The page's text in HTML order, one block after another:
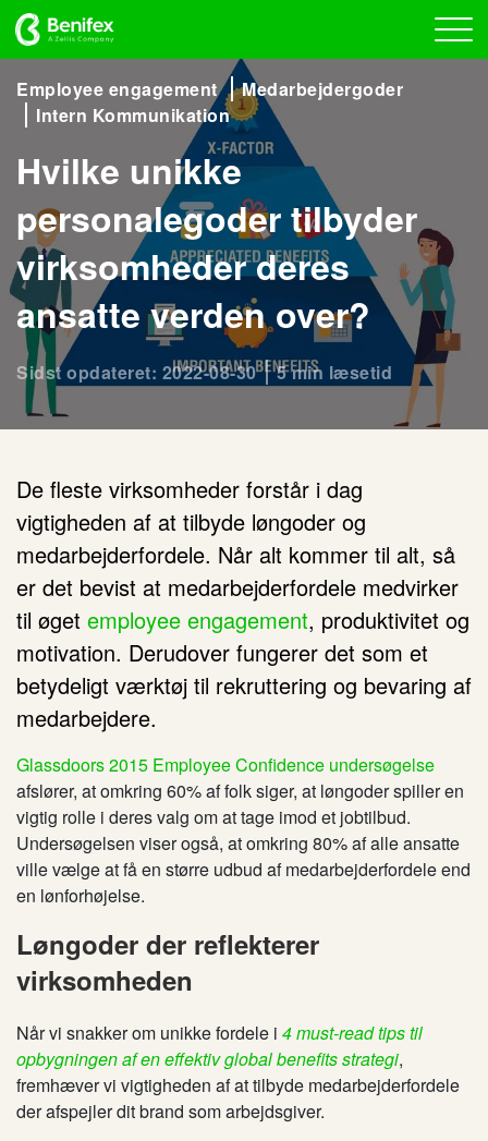
Employee engagement
Medarbejdergoder
Intern Kommunikation
Hvilke unikke
personalegoder tilbyder
virksomheder deres
ansatte verden over?
Sidst opdateret: 2022-08-30 5 min læsetid
De fleste virksomheder forstår i dag
vigtigheden af at tilbyde løngoder og
medarbejderfordele. Når alt kommer til alt, så
er det bevist at medarbejderfordele medvirker
til øget employee engagement, produktivitet og
motivation. Derudover fungerer det som et
betydeligt værktøj til rekruttering og bevaring af
medarbejdere.
Glassdoors 2015 Employee Confidence undersøgelse
afslører, at omkring 60% af folk siger, at løngoder spiller en
vigtig rolle i deres valg om at tage imod et jobtilbud.
Undersøgelsen viser også, at omkring 80% af alle ansatte
ville vælge at få en større udbud af medarbejderfordele end
en lønforhøjelse.
Løngoder der reflekterer
virksomheden
Når vi snakker om unikke fordele i 4 must-read tips til
opbygningen af en effektiv global benefits strategi,
fremhæver vi vigtigheden af at tilbyde medarbejderfordele
der afspejler dit brand som arbejdsgiver.